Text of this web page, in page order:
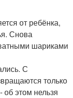
от ребёнка,
Снова
шариками
С
только
этом нельзя